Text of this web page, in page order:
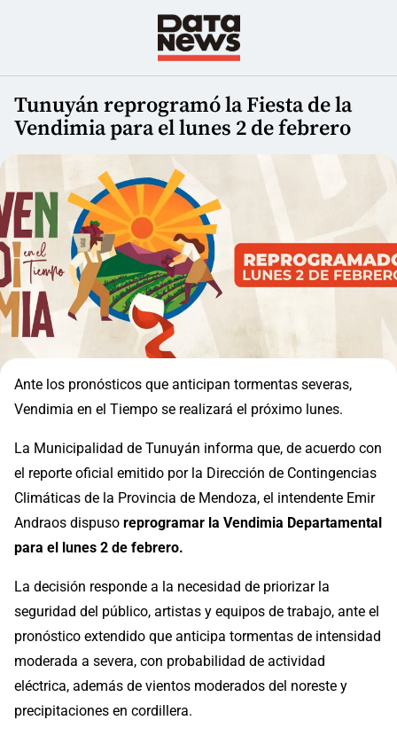
Tunuyán reprogramó la Fiesta de la
Vendimia para el lunes 2 de febrero
Ante los pronósticos que anticipan tormentas severas,
Vendimia en el Tiempo se realizará el próximo lunes.
La Municipalidad de Tunuyán informa que, de acuerdo con
el reporte oficial emitido por la Dirección de Contingencias
Climáticas de la Provincia de Mendoza, el intendente Emir
Andraos dispuso reprogramar la Vendimia Departamental
para el lunes 2 de febrero.
La decisión responde a la necesidad de priorizar la
seguridad del público, artistas y equipos de trabajo, ante el
pronóstico extendido que anticipa tormentas de intensidad
moderada a severa, con probabilidad de actividad
eléctrica, además de vientos moderados del noreste y
precipitaciones en cordillera.